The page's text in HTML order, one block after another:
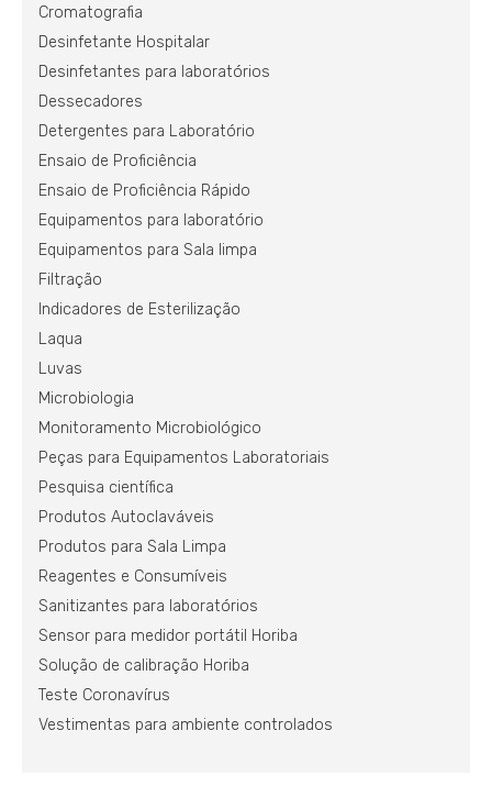
Cromatografia
Desinfetante Hospitalar
Desinfetantes para laboratórios
Dessecadores
Detergentes para Laboratório
Ensaio de Proficiência
Ensaio de Proficiência Rápido
Equipamentos para laboratório
Equipamentos para Sala limpa
Filtração
Indicadores de Esterilização
Laqua
Luvas
Microbiologia
Monitoramento Microbiológico
Peças para Equipamentos Laboratoriais
Pesquisa científica
Produtos Autoclaváveis
Produtos para Sala Limpa
Reagentes e Consumíveis
Sanitizantes para laboratórios
Sensor para medidor portátil Horiba
Solução de calibração Horiba
Teste Coronavírus
Vestimentas para ambiente controlados